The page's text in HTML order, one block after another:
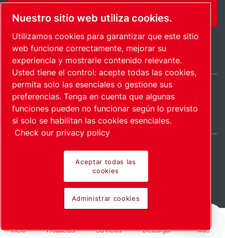
Inicio Productos Servicios Descargar Más
FORMULARIO DE CONTACTO
Mapa del sitioAdministrar cookies © 2026 Copyright.
Spain / ES
Pioneering products.
Passionately applied.
Nuestro sitio web utiliza cookies.
Utilizamos cookies para garantizar que este sitio
web funcione correctamente, mejorar su
experiencia y mostrarle contenido relevante.
Usted tiene el control: acepte todas las cookies,
permita solo las esenciales o gestione sus
preferencias. Tenga en cuenta que algunas
funciones pueden no funcionar según lo previsto
si solo se habilitan las cookies esenciales.
Check our privacy policy
Aceptar todas las
cookies
Administrar cookies